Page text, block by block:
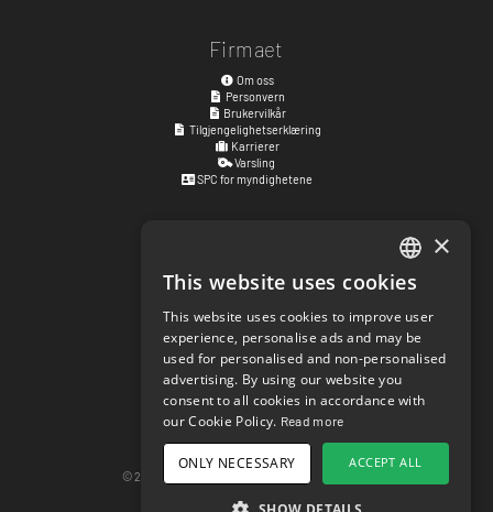
Firmaet
Om oss
Personvern
Brukervilkår
Tilgjengelighetserklæring
Karrierer
Varsling
SPC for myndighetene
Kyrkogatan 17
411 15Göteborg,Sverige
Sosiale lenker
facebook.com/matchisports
instagram.com/matchisports
MATCHi blog
Innstillinger for informasjonskapsler
© 2026 matchi.se
ENGLISH
SWEDISH
NORWEGIAN
DANISH
×
This website uses cookies
This website uses cookies to improve user
experience, personalise ads and may be
used for personalised and non-personalised
advertising. By using our website you
consent to all cookies in accordance with
our Cookie Policy. Read more
ACCEPT ALL
ONLY NECESSARY